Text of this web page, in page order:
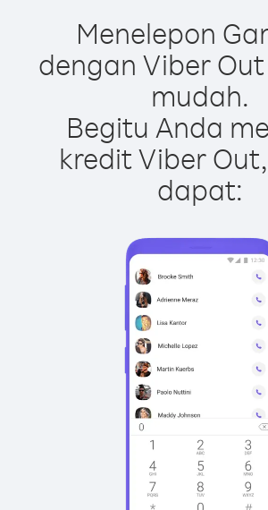
Menelepon
dengan Viber
mudah.
Begitu Anda
kredit Viber
dapat: